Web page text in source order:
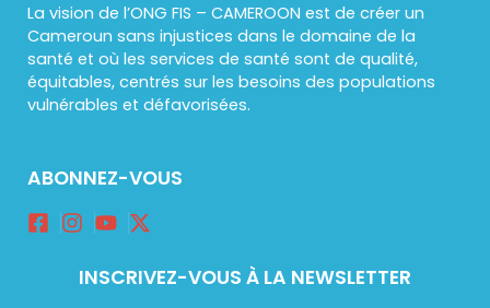
La vision de l’ONG FIS – CAMEROON est de créer un
Cameroun sans injustices dans le domaine de la
santé et où les services de santé sont de qualité,
équitables, centrés sur les besoins des populations
vulnérables et défavorisées.
ABONNEZ-VOUS
INSCRIVEZ-VOUS À LA NEWSLETTER